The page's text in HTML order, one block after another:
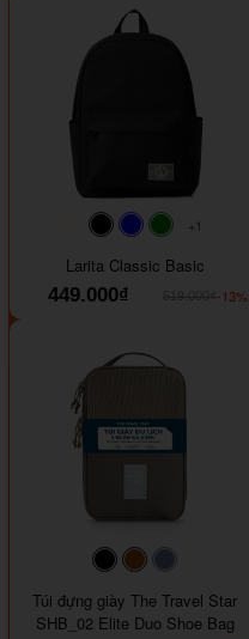
#faf0e6#000000#0000FF
+1
Larita Classic Basic
449.000₫
-13%
#000000#964B00
Túi đựng giày The Travel Star
SHB_02 Elite Duo Shoe Bag